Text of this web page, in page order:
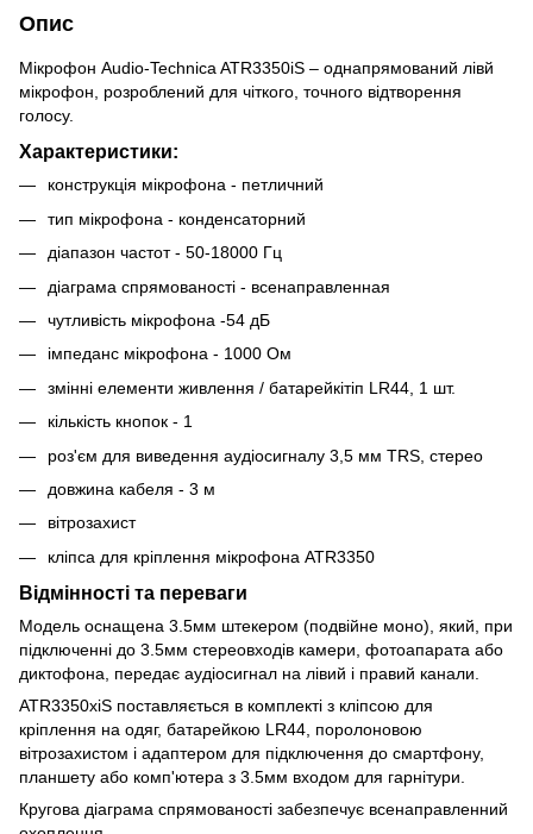
Опис
Мікрофон Audio-Technica ATR3350iS – однапрямований лівй
мікрофон, розроблений для чіткого, точного відтворення
голосу.
Характеристики:
конструкція мікрофона - петличний
тип мікрофона - конденсаторний
діапазон частот - 50-18000 Гц
діаграма спрямованості - всенаправленная
чутливість мікрофона -54 дБ
імпеданс мікрофона - 1000 Ом
змінні елементи живлення / батарейкітіп LR44, 1 шт.
кількість кнопок - 1
роз'єм для виведення аудіосигналу 3,5 мм TRS, стерео
довжина кабеля - 3 м
вітрозахист
кліпса для кріплення мікрофона ATR3350
Відмінності та переваги
Модель оснащена 3.5мм штекером (подвійне моно), який, при
підключенні до 3.5мм стереовходів камери, фотоапарата або
диктофона, передає аудіосигнал на лівий і правий канали.
ATR3350xiS поставляється в комплекті з кліпсою для
кріплення на одяг, батарейкою LR44, поролоновою
вітрозахистом і адаптером для підключення до смартфону,
планшету або комп'ютера з 3.5мм входом для гарнітури.
Кругова діаграма спрямованості забезпечує всенаправленний